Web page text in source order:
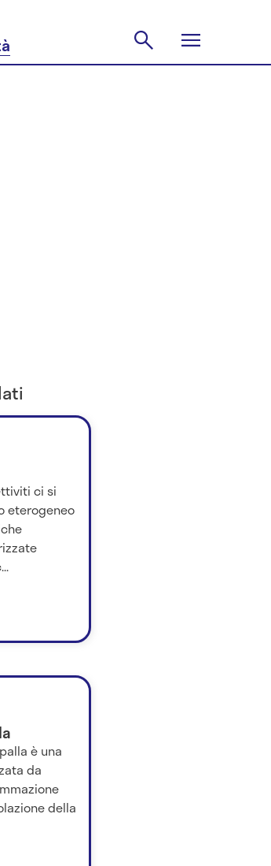
ci si
eterogeneo
è una
da
della